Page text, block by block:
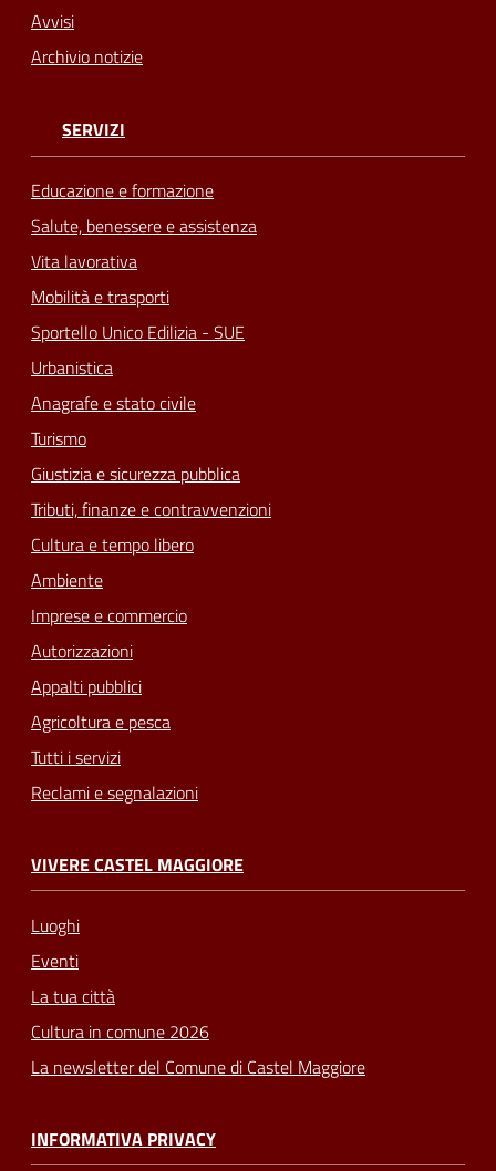
Avvisi
Archivio notizie
SERVIZI
Educazione e formazione
Salute, benessere e assistenza
Vita lavorativa
Mobilità e trasporti
Sportello Unico Edilizia - SUE
Urbanistica
Anagrafe e stato civile
Turismo
Giustizia e sicurezza pubblica
Tributi, finanze e contravvenzioni
Cultura e tempo libero
Ambiente
Imprese e commercio
Autorizzazioni
Appalti pubblici
Agricoltura e pesca
Tutti i servizi
Reclami e segnalazioni
VIVERE CASTEL MAGGIORE
Luoghi
Eventi
La tua città
Cultura in comune 2026
La newsletter del Comune di Castel Maggiore
INFORMATIVA PRIVACY